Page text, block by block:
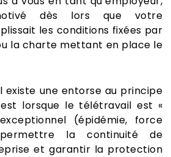
dès lors que votre
les conditions fixées par
la charte mettant en place le
existe une entorse au principe
lorsque le télétravail est «
(épidémie, force
la continuité de
et garantir la protection